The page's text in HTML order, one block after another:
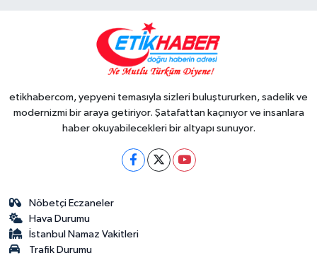
etikhabercom, yepyeni temasıyla sizleri buluştururken, sadelik ve
modernizmi bir araya getiriyor. Şatafattan kaçınıyor ve insanlara
haber okuyabilecekleri bir altyapı sunuyor.
Nöbetçi Eczaneler
Hava Durumu
İstanbul Namaz Vakitleri
Trafik Durumu